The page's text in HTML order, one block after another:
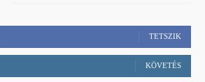
TETSZIK
KÖVETÉS